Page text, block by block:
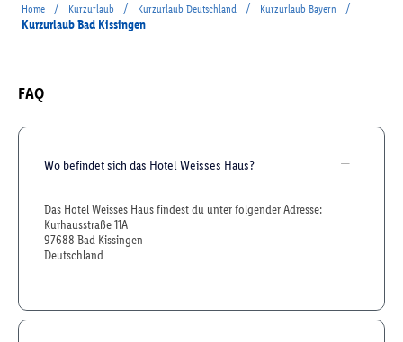
Home / Kurzurlaub / Kurzurlaub Deutschland / Kurzurlaub Bayern
/
Kurzurlaub Bad Kissingen
FAQ
Wo befindet sich das Hotel Weisses Haus?
Das Hotel Weisses Haus findest du unter folgender Adresse:
Kurhausstraße 11A
97688 Bad Kissingen
Deutschland